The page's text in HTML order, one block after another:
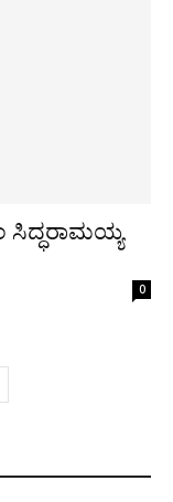
ಸಿದ್ಧರಾಮಯ್ಯ
0